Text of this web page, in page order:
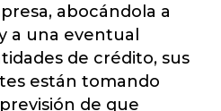
abocándola a
a una eventual
de crédito, sus
están tomando
de que